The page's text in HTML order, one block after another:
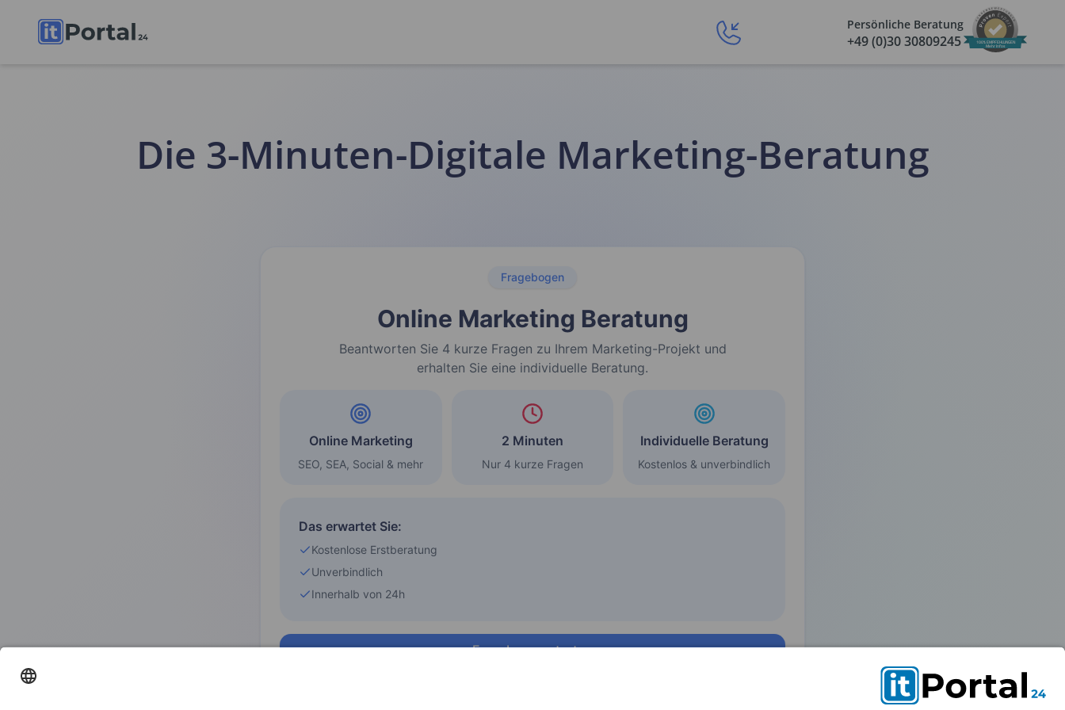
Persönliche Beratung
+49 (0)30 30809245 100% EMPFEHLUNGEN
Mehr Infos
Die 3-Minuten-Digitale Marketing-Beratung